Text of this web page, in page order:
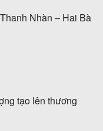
Nhàn – Hai Bà
tạo lên thương